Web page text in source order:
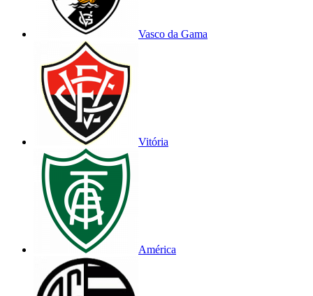
Vasco da Gama
Vitória
América